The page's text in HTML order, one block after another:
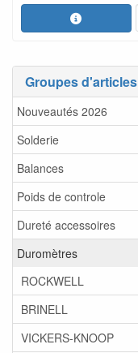
Groupes d'articles
Nouveautés 2026
Solderie
Balances
Poids de controle
Dureté accessoires
Duromètres
ROCKWELL
BRINELL
VICKERS-KNOOP